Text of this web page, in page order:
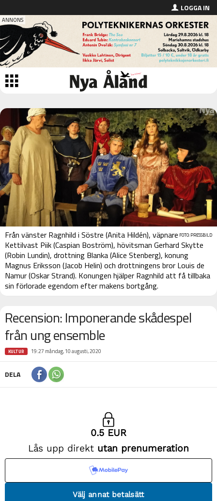
LOGGA IN
FOTO: PRESSBILD
Från vänster Ragnhild i Söstre (Anita Hildén), väpnare
Kettilvast Piik (Caspian Boström), hövitsman Gerhard Skytte
(Robin Lundin), drottning Blanka (Alice Stenberg), konung
Magnus Eriksson (Jacob Helin) och drottningens bror Louis de
Namur (Oskar Strand). Konungen hjälper Ragnhild att få tillbaka
sin förlorade egendom efter makens bortgång.
Recension: Imponerande skådespel
från ung ensemble
KULTUR 19:27 måndag, 10 augusti, 2020
DELA